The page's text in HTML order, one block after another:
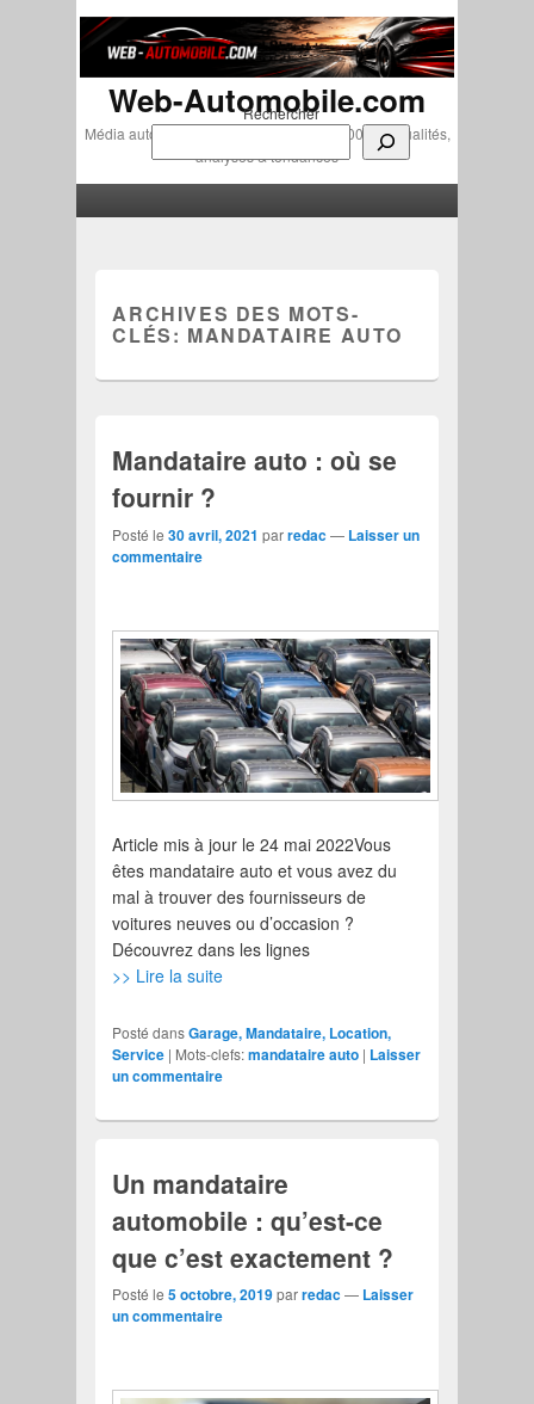
Rechercher
Web-Automobile.com
Média automobile indépendant depuis 2007 • Actualités,
analyses & tendances
ARCHIVES DES MOTS-
CLÉS: MANDATAIRE AUTO
Mandataire auto : où se
fournir ?
Posté le30 avril, 2021 parredac— Laisser un
commentaire
Article mis à jour le 24 mai 2022Vous
êtes mandataire auto et vous avez du
mal à trouver des fournisseurs de
voitures neuves ou d’occasion ?
Découvrez dans les lignes
>> Lire la suite
Posté dansGarage, Mandataire, Location,
Service | Mots-clefs:mandataire auto | Laisser
un commentaire
Un mandataire
automobile : qu’est-ce
que c’est exactement ?
Posté le5 octobre, 2019parredac— Laisser
un commentaire